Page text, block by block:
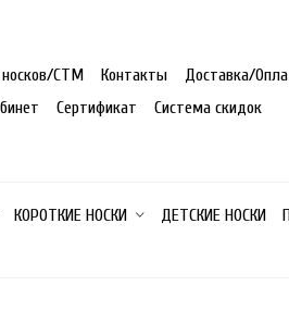
носков/СТМ Контакты
Доставка/
Сертификат Система скидок
КОРОТКИЕ НОСКИ ДЕТСКИЕ НОСКИ